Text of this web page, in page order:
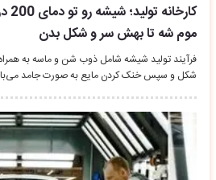
موم شه تا بهش سر و شکل بدن
فرآیند تولید شیشه شامل ذوب شن و ماسه به
شکل و سپس خنک کردن مایع به صورت جامد